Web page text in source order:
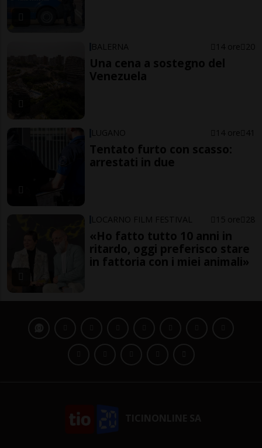
BALERNA 14 ore 20
Una cena a sostegno del
Venezuela
LUGANO 14 ore 41
Tentato furto con scasso:
arrestati in due
LOCARNO FILM FESTIVAL 15 ore 28
«Ho fatto tutto 10 anni in
ritardo, oggi preferisco stare
in fattoria con i miei animali»